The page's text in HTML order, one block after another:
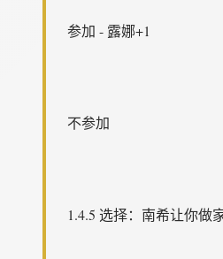
参加 - 露娜+1
不参加
1.4.5 选择：南希让你做